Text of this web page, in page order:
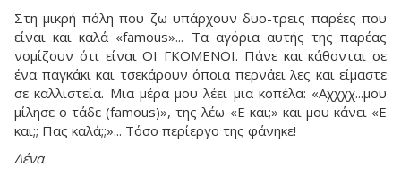
Στη μικρή πόλη που ζω υπάρχουν δυο-τρεις παρέες που
είναι και καλά «famous»... Τα αγόρια αυτής της παρέας
νομίζουν ότι είναι ΟΙ ΓΚΟΜΕΝΟΙ. Πάνε και κάθονται σε
ένα παγκάκι και τσεκάρουν όποια περνάει λες και είμαστε
σε καλλιστεία. Μια μέρα μου λέει μια κοπέλα: «Αχχχχ...μου
μίλησε ο τάδε (famous)», της λέω «Ε και;» και μου κάνει «Ε
και;; Πας καλά;;»... Τόσο περίεργο της φάνηκε!
Λένα